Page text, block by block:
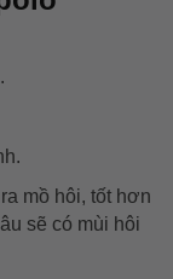
mồ hôi, tốt hơn
sẽ có mùi hôi